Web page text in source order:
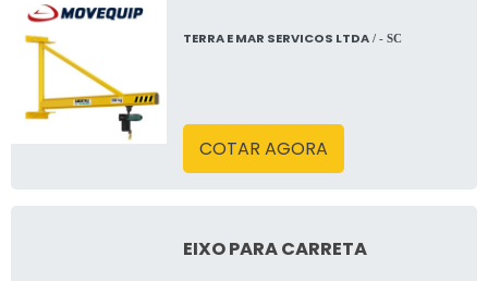
TERRA E MAR SERVICOS LTDA/ - SC
COTAR AGORA
EIXO PARA CARRETA